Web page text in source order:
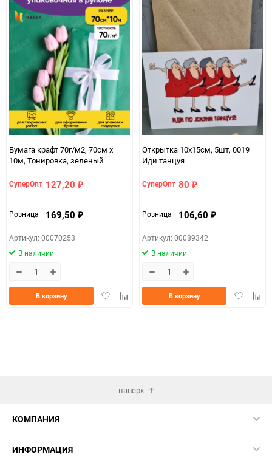
Бумага крафт 70г/м2, 70см x
10м, Тонировка, зеленый
СуперОпт 127,20 ₽
Розница 169,50 ₽
Артикул: 00070253
В наличии
ДобавитьДобавить
В корзину
Открытка 10х15см, 5шт, 0019
Иди танцуя
СуперОпт 80 ₽
Розница 106,60 ₽
Артикул: 00089342
В наличии
Добавить
В корзину
наверх
КОМПАНИЯ
ИНФОРМАЦИЯ